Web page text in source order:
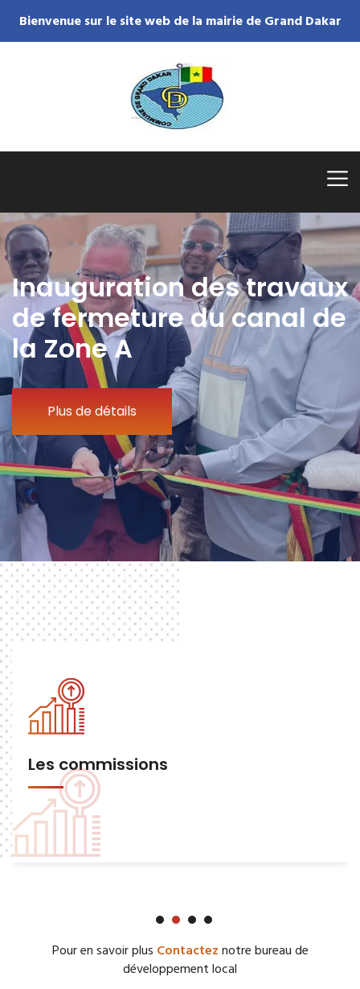
Bienvenue sur le site web de la mairie de Grand Dakar
Inauguration des travaux
de fermeture du canal de
la Zone A
Plus de détails
Les commissions
Pour en savoir plus Contacteznotre bureau de
développement local